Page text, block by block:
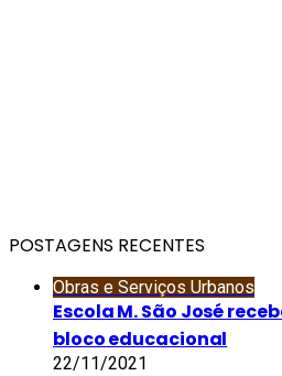
POSTAGENS RECENTES
Obras e Serviços Urbanos
Escola M. São José
bloco educacional
22/11/2021